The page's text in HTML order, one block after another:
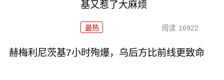
基又惹了大麻烦
最热 阅读 16922
赫梅利尼茨基7小时殉爆，乌后方比前线更致命